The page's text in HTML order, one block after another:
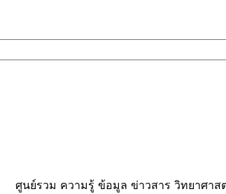
ศูนย์รวม ความรู้ ข้อมูล ข่าวสาร วิทยาศาส